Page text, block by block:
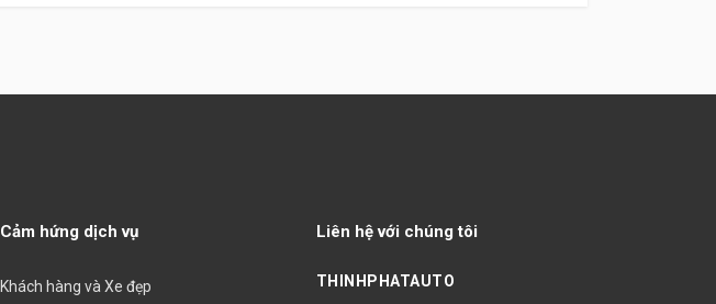
Cảm hứng dịch vụ
Khách hàng và Xe đẹp
Liên hệ với chúng tôi
THINHPHATAUTO